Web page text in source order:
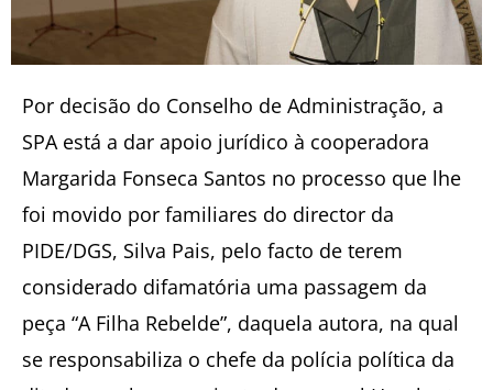
Por decisão do Conselho de Administração, a
SPA está a dar apoio jurídico à cooperadora
Margarida Fonseca Santos no processo que lhe
foi movido por familiares do director da
PIDE/DGS, Silva Pais, pelo facto de terem
considerado difamatória uma passagem da
peça “A Filha Rebelde”, daquela autora, na qual
se responsabiliza o chefe da polícia política da